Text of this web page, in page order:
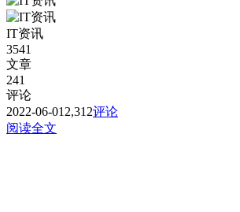
IT资讯
3541
文章
241
评论
2022-06-01 2,312评论
阅读全文